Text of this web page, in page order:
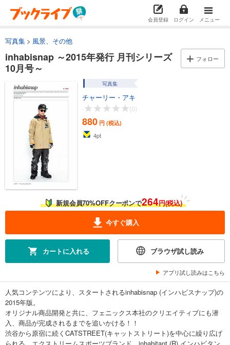
会員登録 ログイン メニュー
写真集 風景、その他
inhabisnap ～2015年発行 月刊シリーズ
10月号～
フォロー
写真集
チャーリー・アキ
-
(0)
880 円 (税込)
4pt
新規会員70%OFFクーポンで264円(税込)
今すぐ購入
カートに入れる ブラウザ試し読み
アプリ試し読みはこちら
人気コンテンツにより、スタートされるinhabisnap (インハビスナップ)の
2015年版。
オリジナル商品開発と共に、フェニックス本社のクリエイティブにも潜
入、商品が完成されるまでを追いかける！！
渋谷から原宿に続くCATSTREET(キャットストリート)を中心に繰り広げ